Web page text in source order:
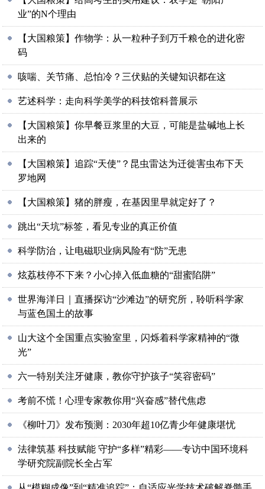
业”的N个理由
【大国粮策】作物学：从一粒种子到万千粮仓的进化密
码
咳喘、关节痛、总怕冷？三伏贴的关键知识都在这
艺述科学：走向科学美学的科技馆科普展示
【大国粮策】你早餐豆浆里的大豆，可能是盐碱地上长
出来的
【大国粮策】追踪“天使”？昆虫雷达为迁徙害虫布下天
罗地网
【大国粮策】猪的胖瘦，在基因里早就定好了？
跳出“天坑”标签，看见专业的真正价值
科学防治，让电磁职业病风险有“防”无患
炫荔枝停不下来？小心掉入低血糖的“甜蜜陷阱”
世界海洋日｜直播探访“沙滩边”的研究所，聆听科学家
与蓝色国土的故事
山大这个全国重点实验室里，闪烁着科学家精神的“微
光”
六一特别关注牙健康，教你守护孩子“笑容密码”
考前不慌！心理专家教你用“兴奋感”替代焦虑
《柳叶刀》发布预测：2030年超10亿青少年健康堪忧
法律筑基 科技赋能 守护“多样”精彩——专访中国环境科
学研究院副院长全占军